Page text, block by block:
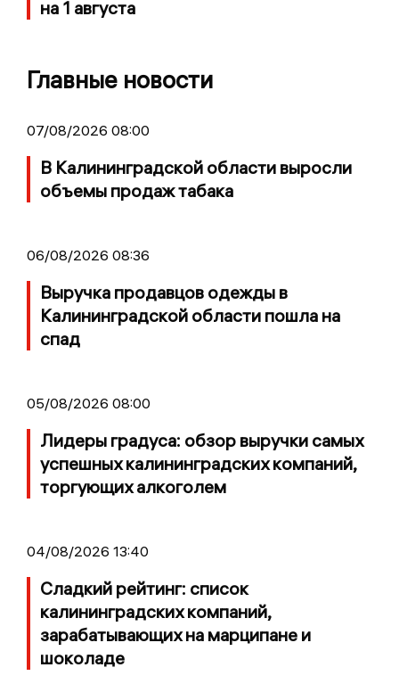
на 1 августа
Главные новости
07/08/2026 08:00
В Калининградской области выросли
объемы продаж табака
06/08/2026 08:36
Выручка продавцов одежды в
Калининградской области пошла на
спад
05/08/2026 08:00
Лидеры градуса: обзор выручки самых
успешных калининградских компаний,
торгующих алкоголем
04/08/2026 13:40
Сладкий рейтинг: список
калининградских компаний,
зарабатывающих на марципане и
шоколаде